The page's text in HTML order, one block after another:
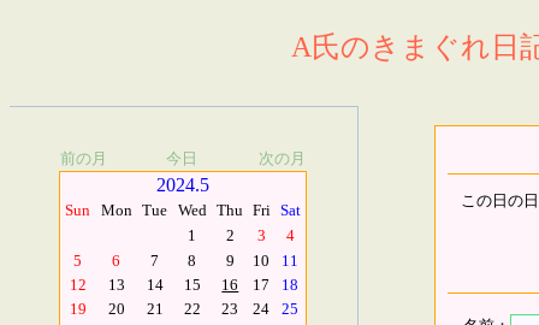
A氏のきまぐれ日
前の月 今日 次の月
2024.5
Sun Mon Tue Wed Thu Fri Sat
1
2 3
4
5
6 7 8 9 10
11
12
13 14 15 16 17
18
19
20 21 22 23 24
25
この日の